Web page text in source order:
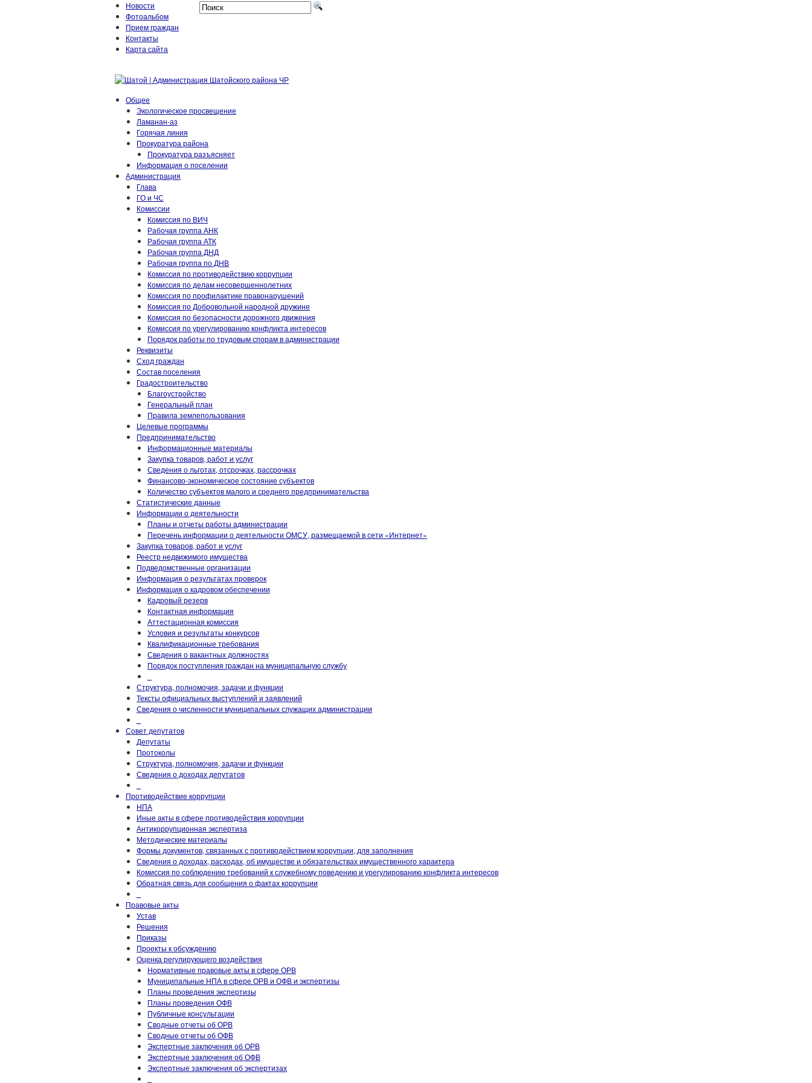
Новости
Фотоальбом
Прием граждан
Контакты
Карта сайта
Общее
Экологическое просвещение
Ламанан-аз
Горячая линия
Прокуратура района
Прокуратура разъясняет
Информация о поселении
Администрация
Глава
ГО и ЧС
Комиссии
Комиссия по ВИЧ
Рабочая группа АНК
Рабочая группа АТК
Рабочая группа ДНД
Рабочая группа по ДНВ
Комиссия по противодействию коррупции
Комиссия по делам несовершеннолетних
Комиссия по профилактике правонарушений
Комиссия по Добровольной народной дружине
Комиссия по безопасности дорожного движения
Комиссия по урегулированию конфликта интересов
Порядок работы по трудовым спорам в администрации
Реквизиты
Сход граждан
Состав поселения
Градостроительство
Благоустройство
Генеральный план
Правила землепользования
Целевые программы
Предпринимательство
Информационные материалы
Закупка товаров, работ и услуг
Сведения о льготах, отсрочках, рассрочках
Финансово-экономическое состояние субъектов
Количество субъектов малого и среднего предпринимательства
Статистические данные
Информации о деятельности
Планы и отчеты работы администрации
Перечень информации о деятельности ОМСУ, размещаемой в сети «Интернет»
Закупка товаров, работ и услуг
Реестр недвижимого имущества
Подведомственные организации
Информация о результатах проверок
Информация о кадровом обеспечении
Кадровый резерв
Контактная информация
Аттестационная комиссия
Условия и результаты конкурсов
Квалификационные требования
Сведения о вакантных должностях
Порядок поступления граждан на муниципальную службу
Структура, полномочия, задачи и функции
Тексты официальных выступлений и заявлений
Сведения о численности муниципальных служащих администрации
Совет депутатов
Депутаты
Протоколы
Структура, полномочия, задачи и функции
Сведения о доходах депутатов
Противодействие коррупции
НПА
Иные акты в сфере противодействия коррупции
Антикоррупционная экспертиза
Методические материалы
Формы документов, связанных с противодействием коррупции, для заполнения
Сведения о доходах, расходах, об имуществе и обязательствах имущественного характера
Комиссия по соблюдению требований к служебному поведению и урегулированию конфликта интересов
Обратная связь для сообщения о фактах коррупции
Правовые акты
Устав
Решения
Приказы
Проекты к обсуждению
Оценка регулирующего воздействия
Нормативные правовые акты в сфере ОРВ
Муниципальные НПА в сфере ОРВ и ОФВ и экспертизы
Планы проведения экспертизы
Планы проведения ОФВ
Публичные консультации
Сводные отчеты об ОРВ
Сводные отчеты об ОФВ
Экспертные заключения об ОРВ
Экспертные заключения об ОФВ
Экспертные заключения об экспертизах